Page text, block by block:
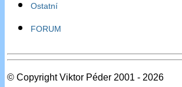
Ostatní
FORUM
© Copyright Viktor Péder 2001 - 2026